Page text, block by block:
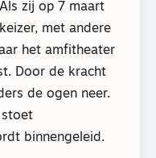
zij op 7 maart
met andere
het amfitheater
Door de kracht
de ogen neer.
stoet
binnengeleid.